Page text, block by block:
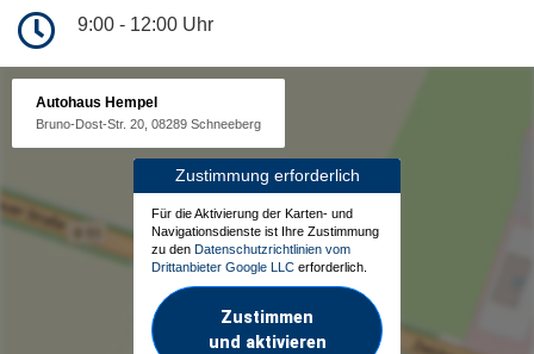
9:00 - 12:00 Uhr
Autohaus Hempel
Bruno-Dost-Str. 20, 08289 Schneeberg
Zustimmung erforderlich
Für die Aktivierung der Karten- und
Navigationsdienste ist Ihre Zustimmung
zu den Datenschutzrichtlinien vom
Drittanbieter Google LLC erforderlich.
Zustimmen
und aktivieren